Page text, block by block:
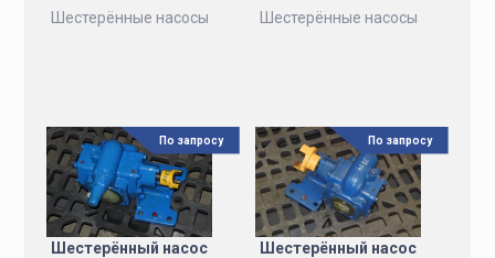
Шестерённые насосы
Шестерённые насосы
Шестерённый насос
По запросу
Шестерённый насос
По запросу